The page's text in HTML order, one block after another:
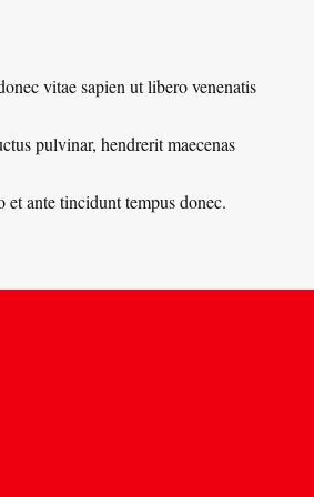
vitae sapien ut libero venenatis
pulvinar, hendrerit maecenas
ante tincidunt tempus donec.